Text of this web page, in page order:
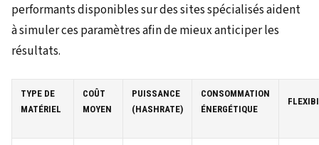
performants disponibles sur des sites spécialisés aident
à simuler ces paramètres afin de mieux anticiper les
résultats.
TYPE DE
MATÉRIEL
COÛT
MOYEN
PUISSANCE
(HASHRATE)
CONSOMMATION
ÉNERGÉTIQUE